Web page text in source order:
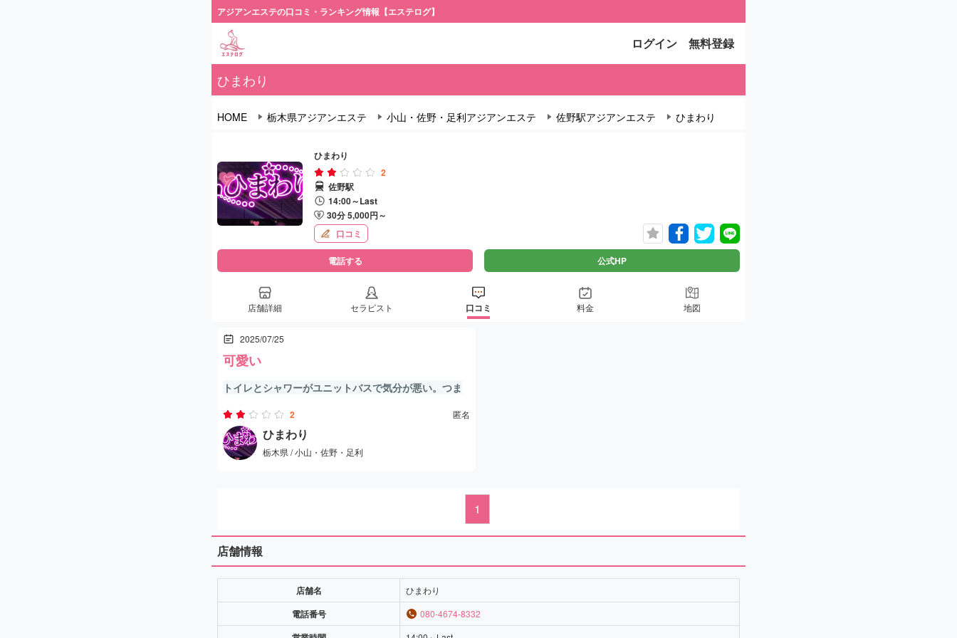
アジアンエステの口コミ・ランキング情報【エステログ】
ログイン 無料登録
ひまわり
HOME 栃木県アジアンエステ 小山・佐野・足利アジアンエステ 佐野駅アジアンエステ ひまわり
ひまわり
2
佐野駅
14:00～Last
30分 5,000円～
口コミ
電話する 公式HP
店舗詳細 セラピスト 口コミ 料金 地図
2025/07/25
可愛い
トイレとシャワーがユニットバスで気分が悪い。つま
らないトークに筍はぎ…1マソフェラーリだってアホ
か!2漱石で手をうつが微妙再訪なし確定。
2 匿名
ひまわり
栃木県 / 小山・佐野・足利
1
店舗情報
店舗名 ひまわり
電話番号 080-4674-8332